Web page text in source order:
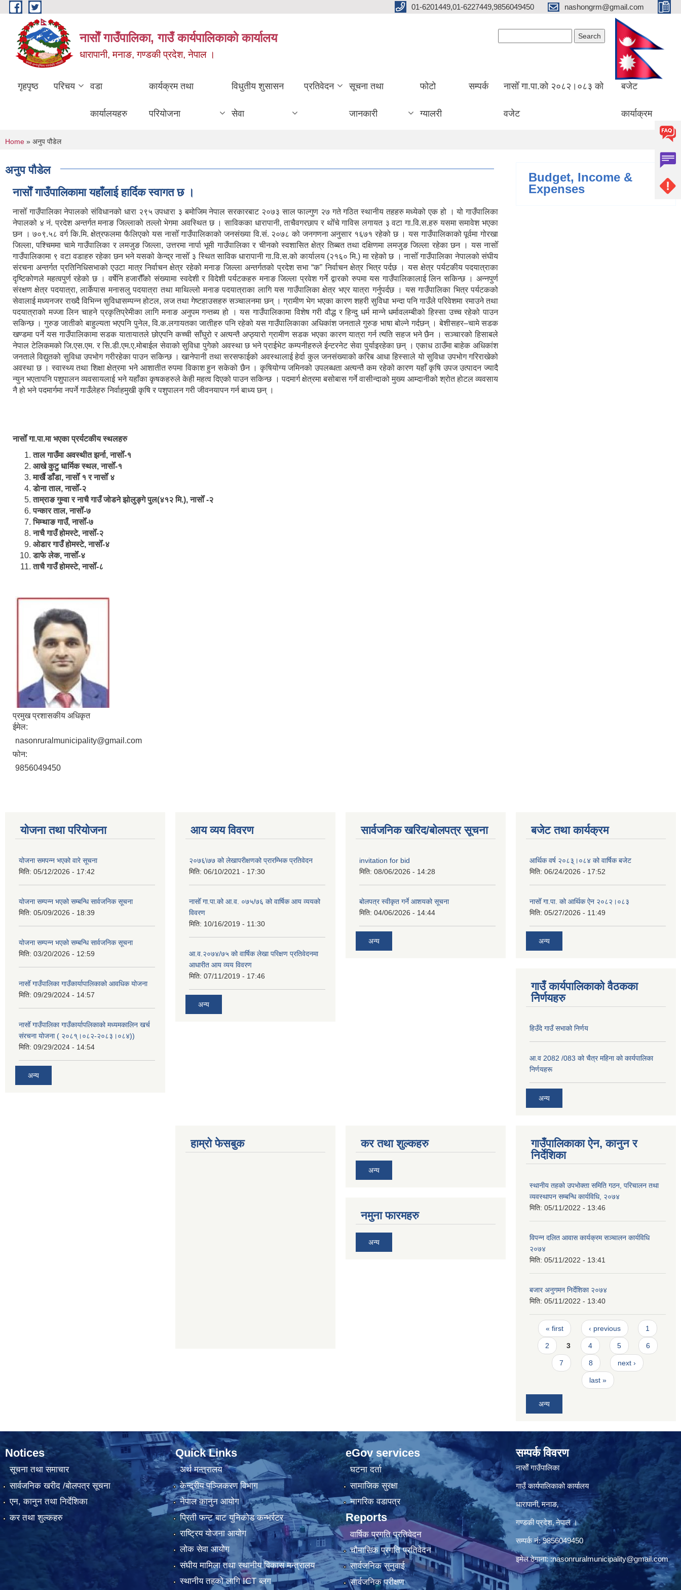
Skip to main content 01-6201449,01-6227449,9856049450 nashongrm@gmail.com
नासाेँ गाउँपालिका, गाउँ कार्यपालिकाकाे कार्यालय
धारापानी, मनाङ, गण्डकी प्रदेश, नेपाल ।
गृहपृष्ठ परिचय वडा
कार्यालयहरु
कार्यक्रम तथा
परियोजना
विधुतीय शुसासन
सेवा
प्रतिवेदन सूचना तथा
जानकारी
फोटो
ग्यालरी
सम्पर्क नासोँ गा.पा.को २०८२।०८३ को
वजेट
बजेट
कार्याक्रम
You are here
Home » अनुप पौडेल
अनुप पौडेल
नासाेँ गाउँपालिकामा यहाँलाई हार्दिक स्वागत छ ।
नासोँ गाउँपालिका नेपालको संविधानको धारा २९५ उपधारा ३ बमोजिम नेपाल सरकारबाट २०७३ साल फाल्गुण २७ गते गठित स्थानीय तहहरु मध्येको एक हो । यो गाउँपालिका
नेपालको ४ नं. प्रदेश अन्तर्गत मनाङ जिल्लाको तल्लो भेगमा अवस्थित छ । साविकका धारापानी‚ ताचैवगरछाप र थोँचे गाविस लगायत ३ वटा गा.वि.स.हरु यसमा समावेश भएका
छन । ७०९.५८ वर्ग कि.मि. क्षेत्रफलमा फैलिएको यस नासोँ गाउँपालिकाको जनसंख्या वि.सं. २०७८ को जनगणना अनुसार १६७१ रहेको छ । यस गाउँपालिकाको पूर्वमा गोरखा
जिल्ला, पश्चिममा चामे गाउँपालिका र लमजुङ जिल्ला, उत्तरमा नार्पा भूमी गाउँपालिका र चीनको स्वशासित क्षेत्र तिब्बत तथा दक्षिणमा लमजुङ जिल्ला रहेका छन । यस नासोँ
गाउँपालिकामा ९ वटा वडाहरु रहेका छन भने यसको केन्द्र नासोँ ३ स्थित साविक धारापानी गा.वि.स.को कार्यालय (२१६० मि.) मा रहेको छ । नासोँ गाउँपालिका नेपालको संघीय
संरचना अन्तर्गत प्रतिनिधिसभाको एउटा मात्र निर्वाचन क्षेत्र रहेको मनाङ जिल्ला अन्तर्गतको प्रदेश सभा “क” निर्वाचन क्षेत्र भित्र पर्दछ । यस क्षेत्र पर्यटकीय पदयात्राका
दृष्टिकोणले महत्वपुर्ण रहेको छ । वर्षेनि हजारौँको संख्यामा स्वदेशी र विदेशी पर्यटकहरु मनाङ जिल्ला प्रवेश गर्ने द्वारको रुपमा यस गाउँपालिकालाई लिन सकिन्छ । अन्नपुर्ण
संरक्षण क्षेत्र पदयात्रा, लार्केपास मनासलु पदयात्रा तथा माथिल्लो मनाङ पदयात्राका लागि यस गाउँपालिका क्षेत्र भएर यात्रा गर्नुपर्दछ । यस गाउँपालिका भित्र पर्यटकको
सेवालाई मध्यनजर राख्दै विभिन्न सुविधासम्पन्न होटल, लज तथा गेष्टहाउसहरु सञ्चालनमा छन् । ग्रामीण भेग भएका कारण शहरी सुविधा भन्दा पनि गाउँले परिवेशमा रमाउने तथा
पदयात्राको मज्जा लिन चाहने प्रकृतिप्रेमीका लागि मनाङ अनुपम गन्तब्य हो । यस गाउँपालिकामा विशेष गरी वौद्ध र हिन्दु धर्म मान्ने धर्मावलम्बीको हिस्सा उच्च रहेको पाउन
सकिन्छ । गुरुङ जातीको बाहुल्यता भएपनि पुनेल, वि.क.लगायतका जातीहरु पनि रहेको यस गाउँपालिकाका अधिकांश जनताले गुरुङ भाषा बोल्ने गर्दछन् । बेशीसहर–चामे सडक
खण्डमा पर्ने यस गाउँपालिकामा सडक यातायातले छोएपनि कच्ची साँघुरो र अत्यन्तै अप्ठ्यारो ग्रामीण सडक भएका कारण यात्रा गर्न त्यति सहज भने छैन । सञ्चारको हिसाबले
नेपाल टेलिकमको जि.एस.एम. र सि.डी.एम.ए.मोबाईल सेवाको सुविधा पुगेको अवस्था छ भने प्राईभेट कम्पनीहरुले ईन्टरनेट सेवा पुर्याइरहेका छन् । एकाध ठाउँमा बाहेक अधिकांश
जनताले विद्युतको सुविधा उपभोग गरीरहेका पाउन सकिन्छ । खानेपानी तथा सरसफाईको अवस्थालाई हेर्दा कुल जनसंख्याको करिब आधा हिस्साले यो सुविधा उपभोग गरिराखेको
अवस्था छ । स्वास्थ्य तथा शिक्षा क्षेत्रमा भने आशातीत रुपमा विकाश हुन सकेको छैन । कृषियोग्य जमिनको उपलब्धता अत्यन्तै कम रहेको कारण यहाँ कृषि उपज उत्पादन ज्यादै
न्युन भएतापनि पशुपालन व्यवसायलाई भने यहाँका कृषकहरुले केही महत्व दिएको पाउन सकिन्छ । पदमार्ग क्षेत्रमा बसोबास गर्ने वासीन्दाको मुख्य आम्दानीको श्रोत होटल व्यवसाय
नै हो भने पदमार्गमा नपर्ने गाउँलेहरु निर्वाहमुखी कृषि र पशुपालन गरी जीवनयापन गर्न बाध्य छन् ।
नासोँ गा.पा.मा भएका प्रर्यटकीय स्थलहरु
ताल गाउँमा अवस्थीत झर्ना, नासोँ-१
आखे कुटु धार्मिक स्थल, नासोँ-१
मार्खै डाँडा, नासोँ १ र नासोँ ४
डाेना ताल, नासोँ-२
ताम्राङ गुम्वा र नाचै गाउँ जोडने झोलुङ्गे पुल(४१२ मि.), नासोँ -२
पन्कार ताल, नासोँ-७
भिम्थाङ गाउँ, नासोँ-७
नाचै गाउँ होमस्टे, नासोँ-२
ओ‍‍‌डार गाउँ होमस्टे, नासोँ-४
डाफे लेक, नासोँ-४
ताचै गाउँ होमस्टे, नासोँ-८
प्रमुख प्रशासकीय अधिकृत
ईमेल:
nasonruralmunicipality@gmail.com
फोन:
9856049450
Budget, Income &
Expenses
योजना तथा परियोजना
योजना समपन्न भएको वारे सूचना
मिति: 05/12/2026 - 17:42
योजना सम्पन्न भएको सम्बन्धि सार्वजनिक सूचना
मिति: 05/09/2026 - 18:39
योजना सम्पन्न भएको सम्बन्धि सार्वजनिक सूचना
मिति: 03/20/2026 - 12:59
नासोँ गाउँपालिका गाउँकार्यापालिकाको आवधिक योजना
मिति: 09/29/2024 - 14:57
नासोँ गाउँपालिका गाउँकार्यापलिकाको मध्यमकालिन खर्च
संरचना योजना ( २०८१्।०८२-२०८३।०८४))
मिति: 09/29/2024 - 14:54
अन्य
आय व्यय विवरण
२०७६\७७ को लेखापरीक्षणको प्रारम्भिक प्रतिवेदन
मिति: 06/10/2021 - 17:30
नासोँ गा.पा.को आ.व. ०७५/७६ को वार्षिक आय व्ययको
विवरण
मिति: 10/16/2019 - 11:30
आ.व.२०७४/७५ को वार्षिक लेखा परिक्षण प्रतिवेदनमा
आधारीत आय व्यय विवरण
मिति: 07/11/2019 - 17:46
अन्य
सार्वजनिक खरिद/बोलपत्र सूचना
invitation for bid
मिति: 08/06/2026 - 14:28
बोलपत्र स्वीकृत गर्ने आशयको सूचना
मिति: 04/06/2026 - 14:44
अन्य
बजेट तथा कार्यक्रम
आर्थिक वर्ष २०८३्।०८४ को वार्षिक बजेट
मिति: 06/24/2026 - 17:52
नासोँ गा.पा. को आर्थिक ऐन २०८२।०८३
मिति: 05/27/2026 - 11:49
अन्य
गाउँ कार्यपालिकाको वैठकका
निेर्णयहरु
हिउँदे गाउँ सभाको निर्णय
आ.व 2082 /083 को चैत्र महिना को कार्यपालिका
निर्णयहरू
अन्य
हाम्रो फेसबुक कर तथा शुल्कहरु
अन्य
नमुना फारमहरु
अन्य
गाउँपालिकाका ऐन, कानुन र
निर्देशिका
स्थानीय तहको उपभोक्ता समिति गठन, परिचालन तथा
व्यवस्थापन सम्बन्धि कार्यविधि, २०७४
मिति: 05/11/2022 - 13:46
विपन्न दलित आवास कार्यक्रम सञ्चालन कार्यविधि
२०७४
मिति: 05/11/2022 - 13:41
बजार अनुगमन निर्देशिका २०७४
मिति: 05/11/2022 - 13:40
Pages
« first ‹ previous 1
2 3 4 5 6
7 8 next ›
last »
अन्य
Notices
सूचना तथा समाचार
सार्वजनिक खरीद /बोलपत्र सूचना
एन, कानुन तथा निर्देशिका
कर तथा शुल्कहरु
Quick Links
अर्थ मन्त्रालय
केन्द्रीय पञ्जिकरण विभाग
नेपाल कानुन आयोग
प्रिती फन्ट बाट युनिकोड कन्भर्रटर
राष्ट्रिय योजना आयोग
लोक सेवा आयोग
संघीय मामिला तथा स्थानीय विकास मन्त्रालय
स्थानीय तहको लागि ICT ब्लग
eGov services
घटना दर्ता
सामाजिक सुरक्षा
नागरिक वडापत्र
Reports
वार्षिक प्रगति प्रतिवेदन
चौमासिक प्रगति प्रतिवेदन
सार्वजनिक सुनुवाई
सार्वजनिक परीक्षण
सम्पर्क विवरण
नासाेँ गाउँपालिका
गाउँ कार्यपालिकाकाे कार्यालय
धारापानी‚ मनाङ‚
गण्डकी प्रदेश‚ नेपाल ।
सम्पर्क न‌ं‍: 9856049450
इमेल ठेगाना::nasonruralmunicipality@gmail.com